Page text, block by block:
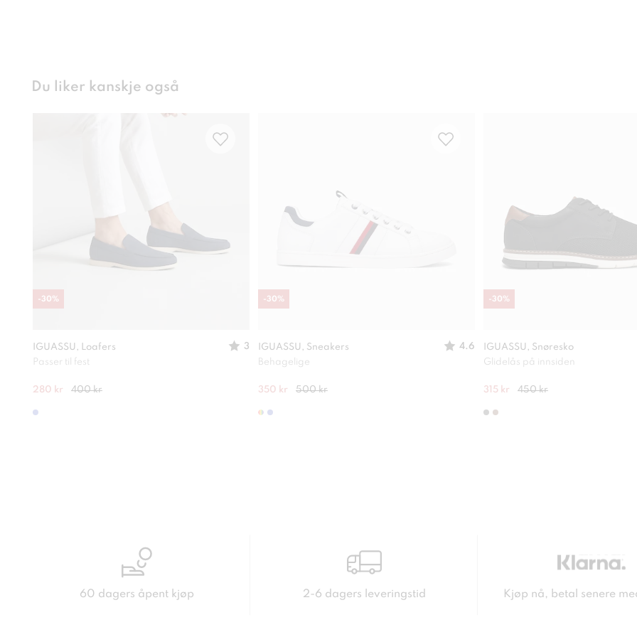
Du liker kanskje også
IGUASSU, Loafers
3
Passer til fest
280 kr 400 kr
-30%
IGUASSU, Sneakers
4.6
Behagelige
350 kr 500 kr
-30%
IGUASSU, Snøresko
Glidelås på innsiden
315 kr 450 kr
-30%
60 dagers åpent kjøp 2-6 dagers leveringstid Kjøp nå, betal senere